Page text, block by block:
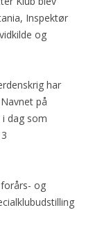
Inspektør
og
har
på
dag som
og